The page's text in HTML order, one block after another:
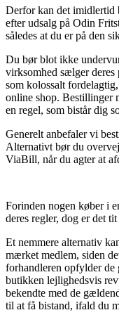
Derfor kan det imidlertid
efter udsalg på Odin
således at du er på den
Du bør blot ikke
virksomhed sælger deres
som kolossalt
online shop. Bestillinger
en regel, som bistår dig
Generelt anbefaler vi
Alternativt bør du
ViaBill, når du agter at
Forinden nogen køber i
deres regler, dog er det
Et nemmere alternativ
mærket medlem, siden
forhandleren opfylder de
butikken lejlighedsvis
bekendte med de
til at få bistand, ifald du